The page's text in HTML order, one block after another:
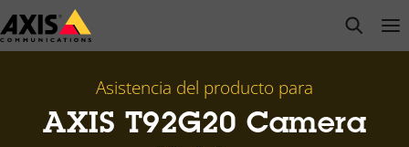
Saltar
al
open
Asistencia del producto para
AXIS T92G20 Camera